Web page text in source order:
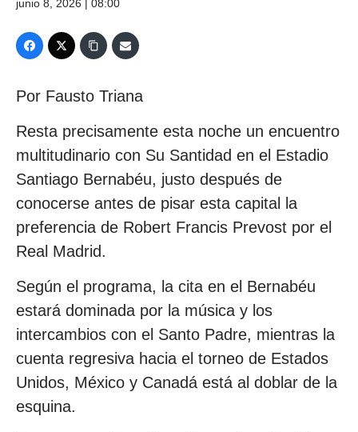
junio 8, 2026 | 08:00
Por Fausto Triana
Resta precisamente esta noche un encuentro
multitudinario con Su Santidad en el Estadio
Santiago Bernabéu, justo después de
conocerse antes de pisar esta capital la
preferencia de Robert Francis Prevost por el
Real Madrid.
Según el programa, la cita en el Bernabéu
estará dominada por la música y los
intercambios con el Santo Padre, mientras la
cuenta regresiva hacia el torneo de Estados
Unidos, México y Canadá está al doblar de la
esquina.